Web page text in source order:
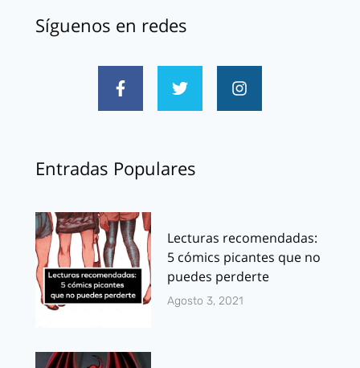
Síguenos en redes
Entradas Populares
Lecturas recomendadas:
5 cómics picantes que no
puedes perderte
Agosto 3, 2021